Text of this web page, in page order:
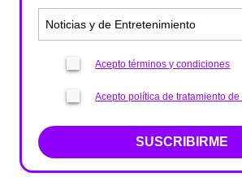
Acepto términos y condiciones
Acepto política de tratamiento de
SUSCRIBIRME